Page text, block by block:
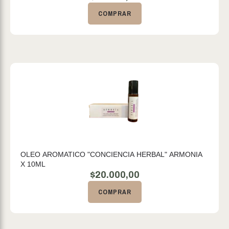
COMPRAR
OLEO AROMATICO "CONCIENCIA HERBAL" ARMONIA
X 10ML
$20.000,00
COMPRAR